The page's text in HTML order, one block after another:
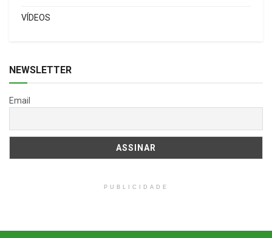
VÍDEOS
NEWSLETTER
Email
PUBLICIDADE